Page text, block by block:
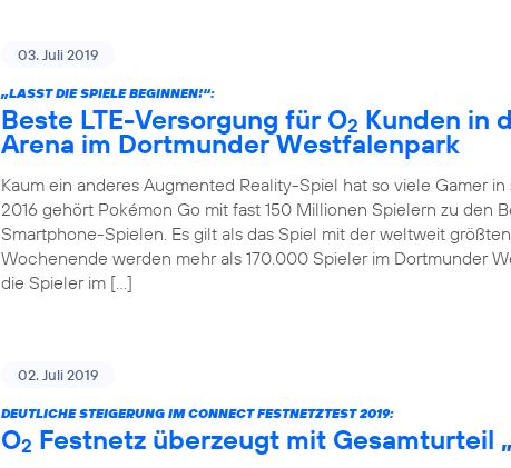
03. Juli 2019
„LASST DIE SPIELE BEGINNEN!“:
Beste LTE-Versorgung für O2 Kunden in
Arena im Dortmunder Westfalenpark
Kaum ein anderes Augmented Reality-Spiel hat so viele Gamer
2016 gehört Pokémon Go mit fast 150 Millionen Spielern zu den
Smartphone-Spielen. Es gilt als das Spiel mit der weltweit
Wochenende werden mehr als 170.000 Spieler im Dortmunder
die Spieler im […]
02. Juli 2019
DEUTLICHE STEIGERUNG IM CONNECT FESTNETZTEST 2019:
O2 Festnetz überzeugt mit Gesamturteil